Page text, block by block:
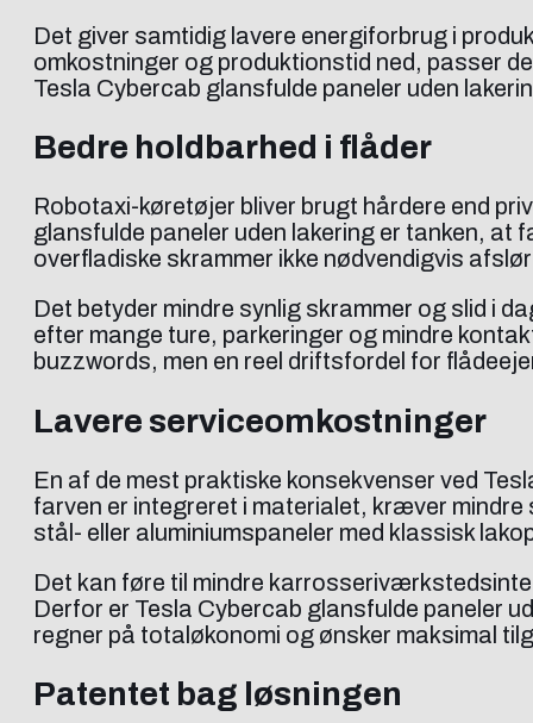
Det giver samtidig lavere energiforbrug i
omkostninger og produktionstid ned, passer
Tesla Cybercab glansfulde paneler uden
Bedre holdbarhed i flåder
Robotaxi-køretøjer bliver brugt hårdere end
glansfulde paneler uden lakering er tanken, at
overfladiske skrammer ikke nødvendigvis
Det betyder mindre synlig skrammer og slid i
efter mange ture, parkeringer og mindre
buzzwords, men en reel driftsfordel for
Lavere serviceomkostninger
En af de mest praktiske konsekvenser ved
farven er integreret i materialet, kræver mindre
stål- eller aluminiumspaneler med klassisk
Det kan føre til mindre
Derfor er Tesla Cybercab glansfulde paneler
regner på totaløkonomi og ønsker maksimal
Patentet bag løsningen